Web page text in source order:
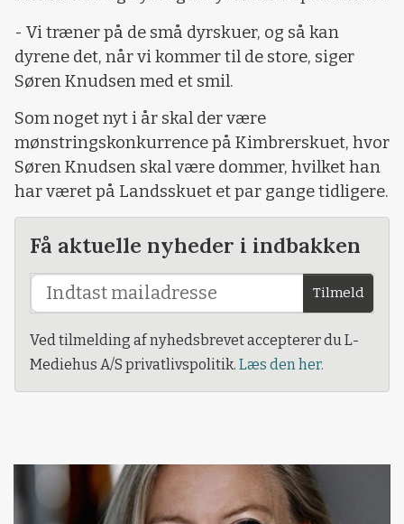
- Vi træner på de små dyrskuer, og så kan
dyrene det, når vi kommer til de store, siger
Søren Knudsen med et smil.
Som noget nyt i år skal der være
mønstringskonkurrence på Kimbrerskuet, hvor
Søren Knudsen skal være dommer, hvilket han
har været på Landsskuet et par gange tidligere.
Få aktuelle nyheder i indbakken
Tilmeld
Ved tilmelding af nyhedsbrevet accepterer du L-
Mediehus A/S privatlivspolitik. Læs den her.